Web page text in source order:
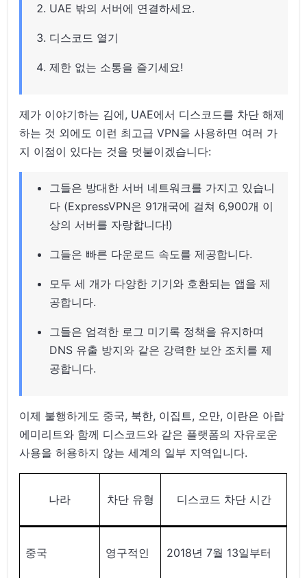
UAE 밖의 서버에 연결하세요.
디스코드 열기
제한 없는 소통을 즐기세요!
제가 이야기하는 김에, UAE에서 디스코드를 차단 해제
하는 것 외에도 이런 최고급 VPN을 사용하면 여러 가
지 이점이 있다는 것을 덧붙이겠습니다:
그들은 방대한 서버 네트워크를 가지고 있습니
다 (ExpressVPN은 91개국에 걸쳐 6,900개 이
상의 서버를 자랑합니다!)
그들은 빠른 다운로드 속도를 제공합니다.
모두 세 개가 다양한 기기와 호환되는 앱을 제
공합니다.
그들은 엄격한 로그 미기록 정책을 유지하며
DNS 유출 방지와 같은 강력한 보안 조치를 제
공합니다.
이제 불행하게도 중국, 북한, 이집트, 오만, 이란은 아랍
에미리트와 함께 디스코드와 같은 플랫폼의 자유로운
사용을 허용하지 않는 세계의 일부 지역입니다.
나라 차단 유형 디스코드 차단 시간
중국 영구적인 2018년 7월 13일부터